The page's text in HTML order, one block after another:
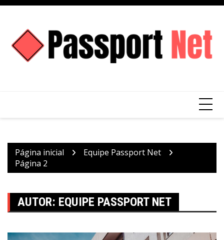
Ir
conteúdo
Página inicial
Equipe Passport Net
Página 2
AUTOR: EQUIPE PASSPORT NET